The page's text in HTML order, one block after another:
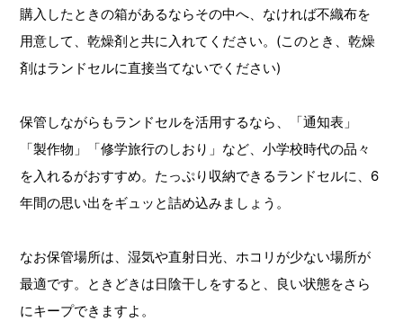
購入したときの箱があるならその中へ、なければ不織布を
用意して、乾燥剤と共に入れてください。(このとき、乾燥
剤はランドセルに直接当てないでください)
保管しながらもランドセルを活用するなら、「通知表」
「製作物」「修学旅行のしおり」など、小学校時代の品々
を入れるがおすすめ。たっぷり収納できるランドセルに、6
年間の思い出をギュッと詰め込みましょう。
なお保管場所は、湿気や直射日光、ホコリが少ない場所が
最適です。ときどきは日陰干しをすると、良い状態をさら
にキープできますよ。